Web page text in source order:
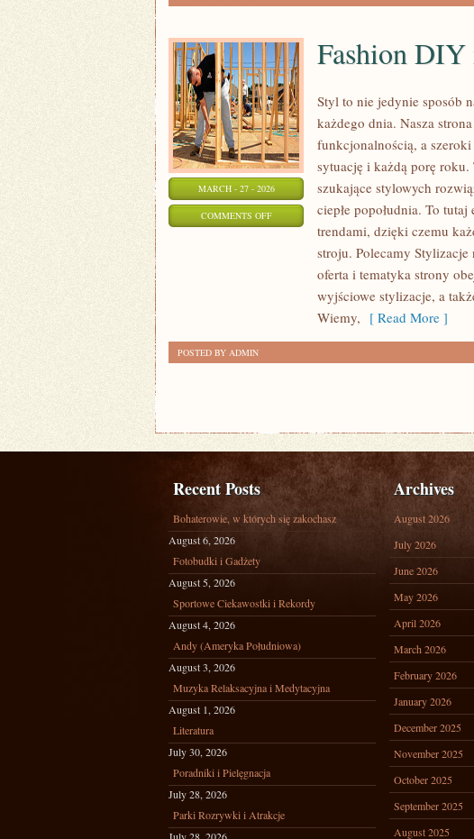
MARCH - 27 - 2026
COMMENTS OFFON
PRZERÓBKI
Fashion
Styl to nie jedynie sposób
każdego dnia. Nasza
funkcjonalnością, a
sytuację i każdą porę
szukające stylowych
ciepłe popołudnia. To
trendami, dzięki czemu
stroju. Polecamy
oferta i tematyka strony
wyjściowe stylizacje, a
Wiemy, [ Read More ]
POSTED BY ADMIN
Recent Posts
Bohaterowie, w których się zakochasz
August 6, 2026
Fotobudki i Gadżety
August 5, 2026
Sportowe Ciekawostki i Rekordy
August 4, 2026
Andy (Ameryka Południowa)
August 3, 2026
Muzyka Relaksacyjna i Medytacyjna
August 1, 2026
Literatura
July 30, 2026
Poradniki i Pielęgnacja
July 28, 2026
Parki Rozrywki i Atrakcje
Archives
August 2026
July 2026
June 2026
May 2026
April 2026
March 2026
February 2026
January 2026
December 2025
November 2025
October 2025
September 2025
August 2025